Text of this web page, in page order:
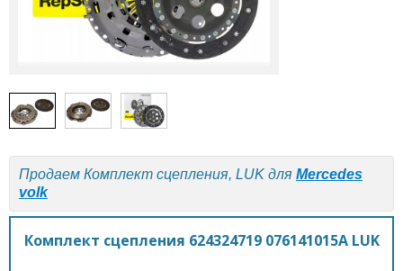
Продаем Комплект сцепления, LUK для Mercedes
volk
Комплект сцепления 624324719 076141015A LUK